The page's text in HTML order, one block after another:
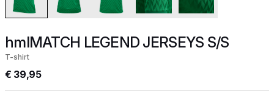
hmlMATCH LEGEND JERSEYS S/S
T-shirt
€ 39,95